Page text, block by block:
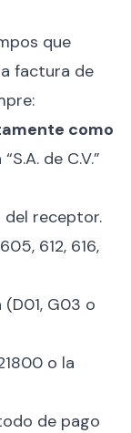
que
factura de
como
de C.V.”
del receptor.
612, 616,
G03 o
o la
de pago